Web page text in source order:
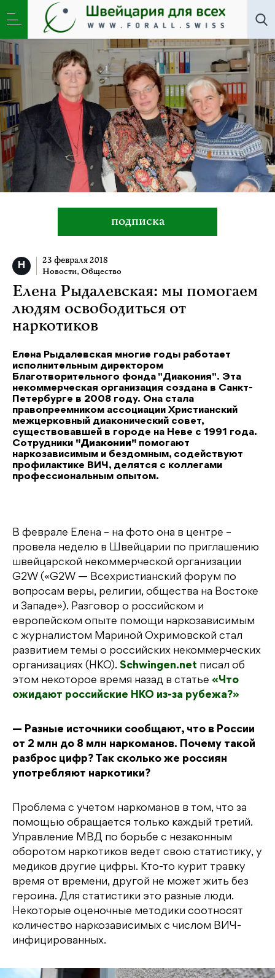
Новости Общество»Елена Рыдалевская: мы
помогаем людям освободиться от наркотиков
подписка
23 февраля 2018
Новости, Общество
Елена Рыдалевская: мы помогаем
людям освободиться от
наркотиков
Елена Рыдалевская многие годы работает
исполнительным директором
Благотворительного фонда "Диакония". Эта
некоммерческая организация создана в Санкт-
Петербурге в 2008 году. Она стала
правопреемником ассоциации Христианский
межцерковный диаконический совет,
существовавшей в городе на Неве с 1991 года.
Сотрудники "Диаконии" помогают
наркозависимым и бездомным, содействуют
профилактике ВИЧ, делятся с коллегами
профессиональным опытом.
В феврале Елена – на фото она в центре –
провела неделю в Швейцарии по приглашению
швейцарской некоммерческой организации
G2W («G2W — Всехристианский форум по
вопросам веры, религии, общества на Востоке
и Западе»). Разговор о российском и
европейском опыте помощи наркозависимым
с журналистом Мариной Охримовской стал
развитием темы о российских некоммерческих
организациях (НКО). Schwingen.net писал об
этом некоторое время назад в статье «Что
ожидают российские НКО из-за рубежа?»
— Разные источники сообщают, что в России
от 2 млн до 8 млн наркоманов. Почему такой
разброс цифр? Так сколько же россиян
употребляют наркотики?
Проблема с учетом наркоманов в том, что за
помощью обращается только каждый третий.
Управление МВД по борьбе с незаконным
оборотом наркотиков ведет свою статистику, у
медиков другие цифры. Кто-то курит травку
время от времени, другой не может жить без
героина. Для статистики это разные люди.
Некоторые оценочные методики соотносят
количество наркозависимых с числом ВИЧ-
инфицированных.